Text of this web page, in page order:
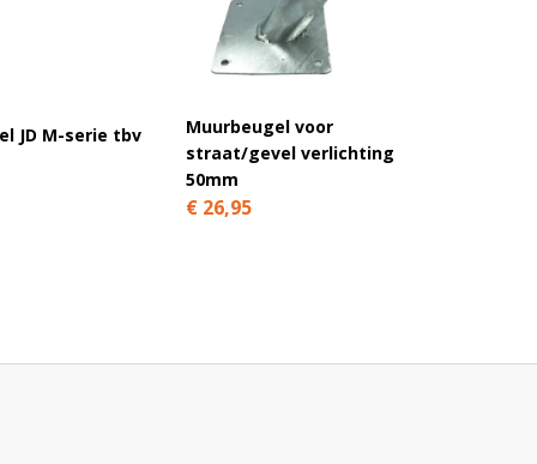
JD M-serie tbv
Muurbeugel voor
straat/gevel verlichting
50mm
€ 26,95